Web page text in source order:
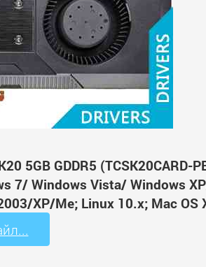
5GB GDDR5 (TCSK20CARD-
Windows Vista/ Windows
XP/Me; Linux 10.x; Mac OS